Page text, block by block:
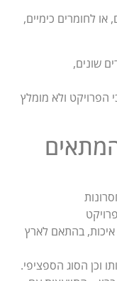
או לחומרים כימיים,
שונים,
ולא מומלץ
איכות, בהתאם לארץ
וכן הסוג הספציפי.